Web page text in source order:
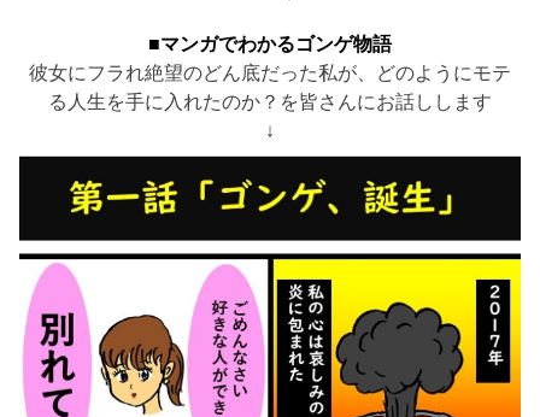
■マンガでわかるゴンゲ物語
彼女にフラれ絶望のどん底だった私が、どのようにモテ
る人生を手に入れたのか？を皆さんにお話しします
↓